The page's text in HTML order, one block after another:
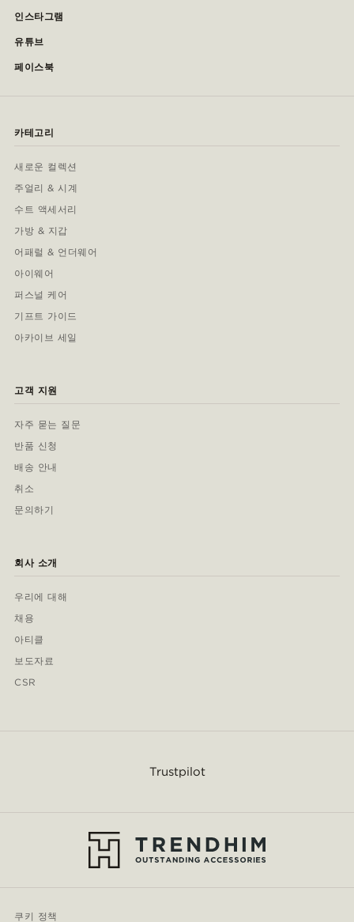
인스타그램
유튜브
페이스북
카테고리
새로운 컬렉션
주얼리 & 시계
수트 액세서리
가방 & 지갑
어패럴 & 언더웨어
아이웨어
퍼스널 케어
기프트 가이드
아카이브 세일
고객 지원
자주 묻는 질문
반품 신청
배송 안내
취소
문의하기
회사 소개
우리에 대해
채용
아티클
보도자료
CSR
Trustpilot
쿠키 정책